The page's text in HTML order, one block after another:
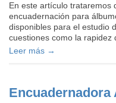
En este artículo trataremos
encuadernación para
disponibles para el estudio
cuestiones como la
Leer más →
Encuadernadora